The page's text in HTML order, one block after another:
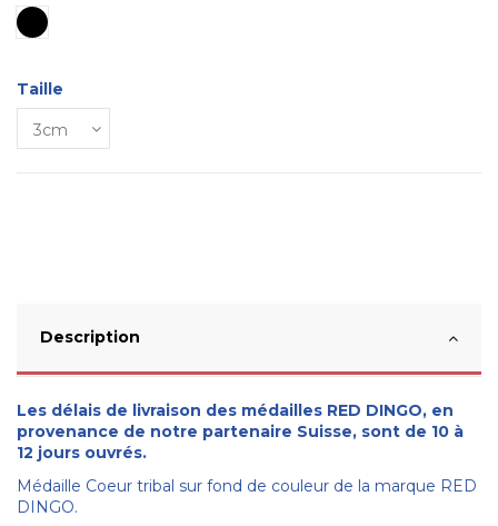
Noir
Taille
Description
Les délais de livraison des médailles RED DINGO, en
provenance de notre partenaire Suisse, sont de 10 à
12 jours ouvrés.
Médaille Coeur tribal sur fond de couleur de la marque RED
DINGO.